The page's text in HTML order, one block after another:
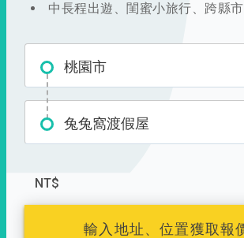
中長程出遊、閨蜜小旅行、跨縣
桃園市
兔兔窩渡假屋
NT$
輸入地址、位置獲取報